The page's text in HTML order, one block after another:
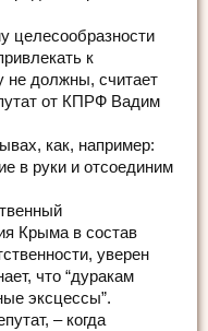
целесообразности
к
не должны, считает
от КПРФ Вадим
как, например:
в руки и отсоединим
Крыма в состав
уверен
что “дуракам
эксцессы”.
– когда